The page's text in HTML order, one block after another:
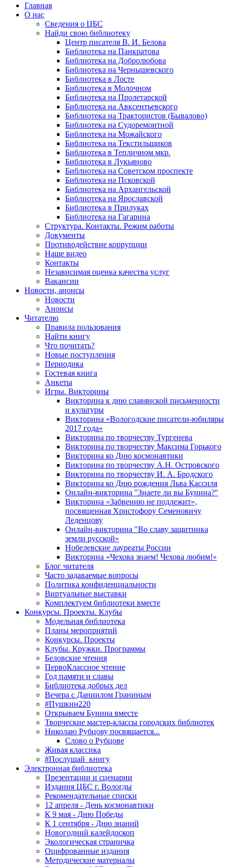
Главная
О нас
Сведения о ЦБС
Найди свою библиотеку
Центр писателя В. И. Белова
Библиотека на Панкратова
Библиотека на Добролюбова
Библиотека на Чернышевского
Библиотека в Лосте
Библиотека в Молочном
Библиотека на Пролетарской
Библиотека на Авксентьевского
Библиотека на Трактористов (Бывалово)
Библиотека на Судоремонтной
Библиотека на Можайского
Библиотека на Текстильщиков
Библиотека в Тепличном мкр.
Библиотека в Лукьяново
Библиотека на Советском проспекте
Библиотека на Псковской
Библиотека на Архангельской
Библиотека на Ярославской
Библиотека в Прилуках
Библиотека на Гагарина
Структура. Контакты. Режим работы
Документы
Противодействие коррупции
Наше видео
Контакты
Независимая оценка качества услуг
Вакансии
Новости, анонсы
Новости
Анонсы
Читателю
Правила пользования
Найти книгу
Что почитать?
Новые поступления
Периодика
Гостевая книга
Анкеты
Игры. Викторины
Викторина к дню славянской письменности
и культуры
Викторина «Вологодские писатели-юбиляры
2017 года»
Викторина по творчеству Тургенева
Викторина по творчеству Максима Горького
Викторина ко Дню космонавтики
Викторина по творчеству А.Н. Островского
Викторина по творчеству И. А. Бродского
Викторина ко Дню рождения Льва Кассиля
Онлайн-викторина "Знаете ли вы Бунина?"
Викторина «Забвению не подлежит»,
посвященная Христофору Семеновичу
Леденцову
Онлайн-викторина "Во славу защитника
земли русской»
Нобелевские лауреаты России
Викторина «Чехова знаем! Чехова любим!»
Блог читателя
Часто задаваемые вопросы
Политика конфиденциальности
Виртуальные выставки
Комплектуем библиотеки вместе
Конкурсы. Проекты. Клубы
Модельная библиотека
Планы мероприятий
Конкурсы. Проекты
Клубы. Кружки. Программы
Беловские чтения
ПервоКлассное чтение
Год памяти и славы
Библиотека добрых дел
Вечера с Даниилом Граниным
#Пушкин220
Открываем Бунина вместе
Творческие мастер-классы городских библиотек
Николаю Рубцову посвящается...
Слово о Рубцове
Живая классика
#Послушай_книгу
Электронная библиотека
Презентации и сценарии
Издания ЦБС г. Вологды
Рекомендательные списки
12 апреля - День космонавтики
К 9 мая - Дню Победы
К 1 сентября - Дню знаний
Новогодний калейдоскоп
Экологическая страничка
Оцифрованные издания
Методические материалы